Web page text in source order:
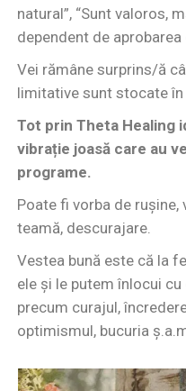
natural”, “Sunt valoros,
dependent de aprobarea
Vei rămâne surprins/ă
limitative sunt stocate
Tot prin Theta Healing
vibrație joasă care au
programe.
Poate fi vorba de rușine,
teamă, descurajare.
Vestea bună este că la
ele și le putem înlocui
precum curajul,
optimismul, bucuria